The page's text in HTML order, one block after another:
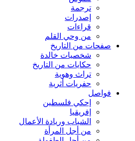
ترجمة
إصدرات
قراءات
من وحي القلم
صفحات من التاريخ
شخصيات خالدة
حكايات من التاريخ
تراث وهوية
حفريات أثرية
فواصل
إحكي فلسطين
إفريقيا
الشباب وريادة الأعمال
من أجل المرأة